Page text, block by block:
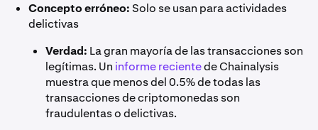
Concepto erróneo:Solo se usan para actividades
delictivas
Verdad: La gran mayoría de las transacciones son
legítimas. Un informe recientede Chainalysis
muestra que menos del 0.5% de todas las
transacciones de criptomonedas son
fraudulentas o delictivas.